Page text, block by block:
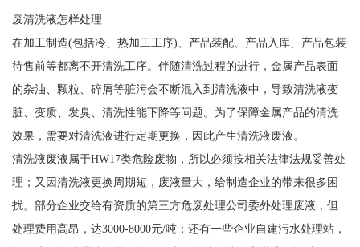
废清洗液怎样处理
在加工制造(包括冷、热加工工序)、产品装配、产品入库、产品包装
待售前等都离不开清洗工序。伴随清洗过程的进行，金属产品表面
的杂油、颗粒、碎屑等脏污会不断混入到清洗液中，导致清洗液变
脏、变质、发臭、清洗性能下降等问题。为了保障金属产品的清洗
效果，需要对清洗液进行定期更换，因此产生清洗液废液。
清洗液废液属于HW17类危险废物，所以必须按相关法律法规妥善处
理；又因清洗液更换周期短，废液量大，给制造企业的带来很多困
扰。部分企业交给有资质的第三方危废处理公司委外处理废液，但
处理费用高昂，达3000-8000元/吨；还有一些企业自建污水处理站，